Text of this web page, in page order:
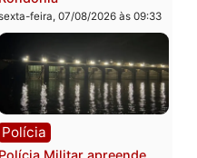
Polícia